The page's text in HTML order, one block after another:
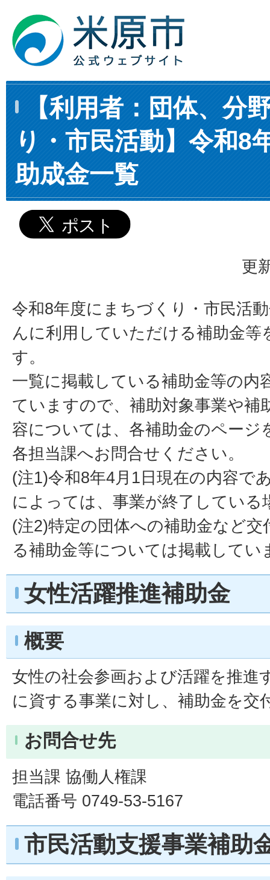
【利用者：団体、分
り・市民活動】令和8
助成金一覧
更
令和8年度にまちづくり・市民活
んに利用していただける補助金等
す。
一覧に掲載している補助金等の内
ていますので、補助対象事業や補
容については、各補助金のページ
各担当課へお問合せください。
(注1)令和8年4月1日現在の内容で
によっては、事業が終了している
(注2)特定の団体への補助金など
る補助金等については掲載してい
女性活躍推進補助金
概要
女性の社会参画および活躍を推進
に資する事業に対し、補助金を交
お問合せ先
担当課 協働人権課
電話番号 0749-53-5167
市民活動支援事業補助